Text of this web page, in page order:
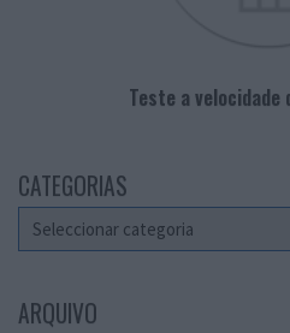
Teste a
CATEGORIAS
Categorias
ARQUIVO